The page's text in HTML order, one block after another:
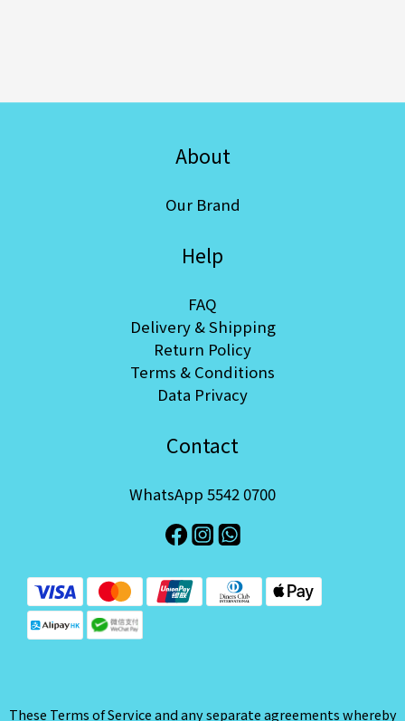
About
Our Brand
Help
FAQ
Delivery & Shipping
Return Policy
Terms & Conditions
Data Privacy
Contact
WhatsApp 5542 0700
These Terms of Service and any separate agreements whereby